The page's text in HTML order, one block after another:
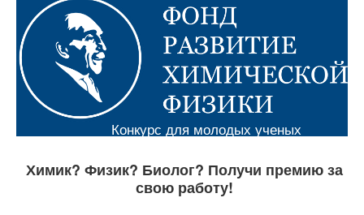
Конкурс для молодых ученых
Химик? Физик? Биолог? Получи премию за
свою работу!